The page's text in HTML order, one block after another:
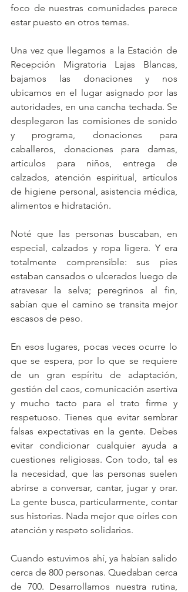
foco de nuestras comunidades parece
estar puesto en otros temas.
Una vez que llegamos a la Estación de
Recepción Migratoria Lajas Blancas,
bajamos las donaciones y nos
ubicamos en el lugar asignado por las
autoridades, en una cancha techada. Se
desplegaron las comisiones de sonido
y programa, donaciones para
caballeros, donaciones para damas,
artículos para niños, entrega de
calzados, atención espiritual, artículos
de higiene personal, asistencia médica,
alimentos e hidratación.
Noté que las personas buscaban, en
especial, calzados y ropa ligera. Y era
totalmente comprensible: sus pies
estaban cansados o ulcerados luego de
atravesar la selva; peregrinos al fin,
sabían que el camino se transita mejor
escasos de peso.
En esos lugares, pocas veces ocurre lo
que se espera, por lo que se requiere
de un gran espíritu de adaptación,
gestión del caos, comunicación asertiva
y mucho tacto para el trato firme y
respetuoso. Tienes que evitar sembrar
falsas expectativas en la gente. Debes
evitar condicionar cualquier ayuda a
cuestiones religiosas. Con todo, tal es
la necesidad, que las personas suelen
abrirse a conversar, cantar, jugar y orar.
La gente busca, particularmente, contar
sus historias. Nada mejor que oírles con
atención y respeto solidarios.
Cuando estuvimos ahí, ya habían salido
cerca de 800 personas. Quedaban cerca
de 700. Desarrollamos nuestra rutina,